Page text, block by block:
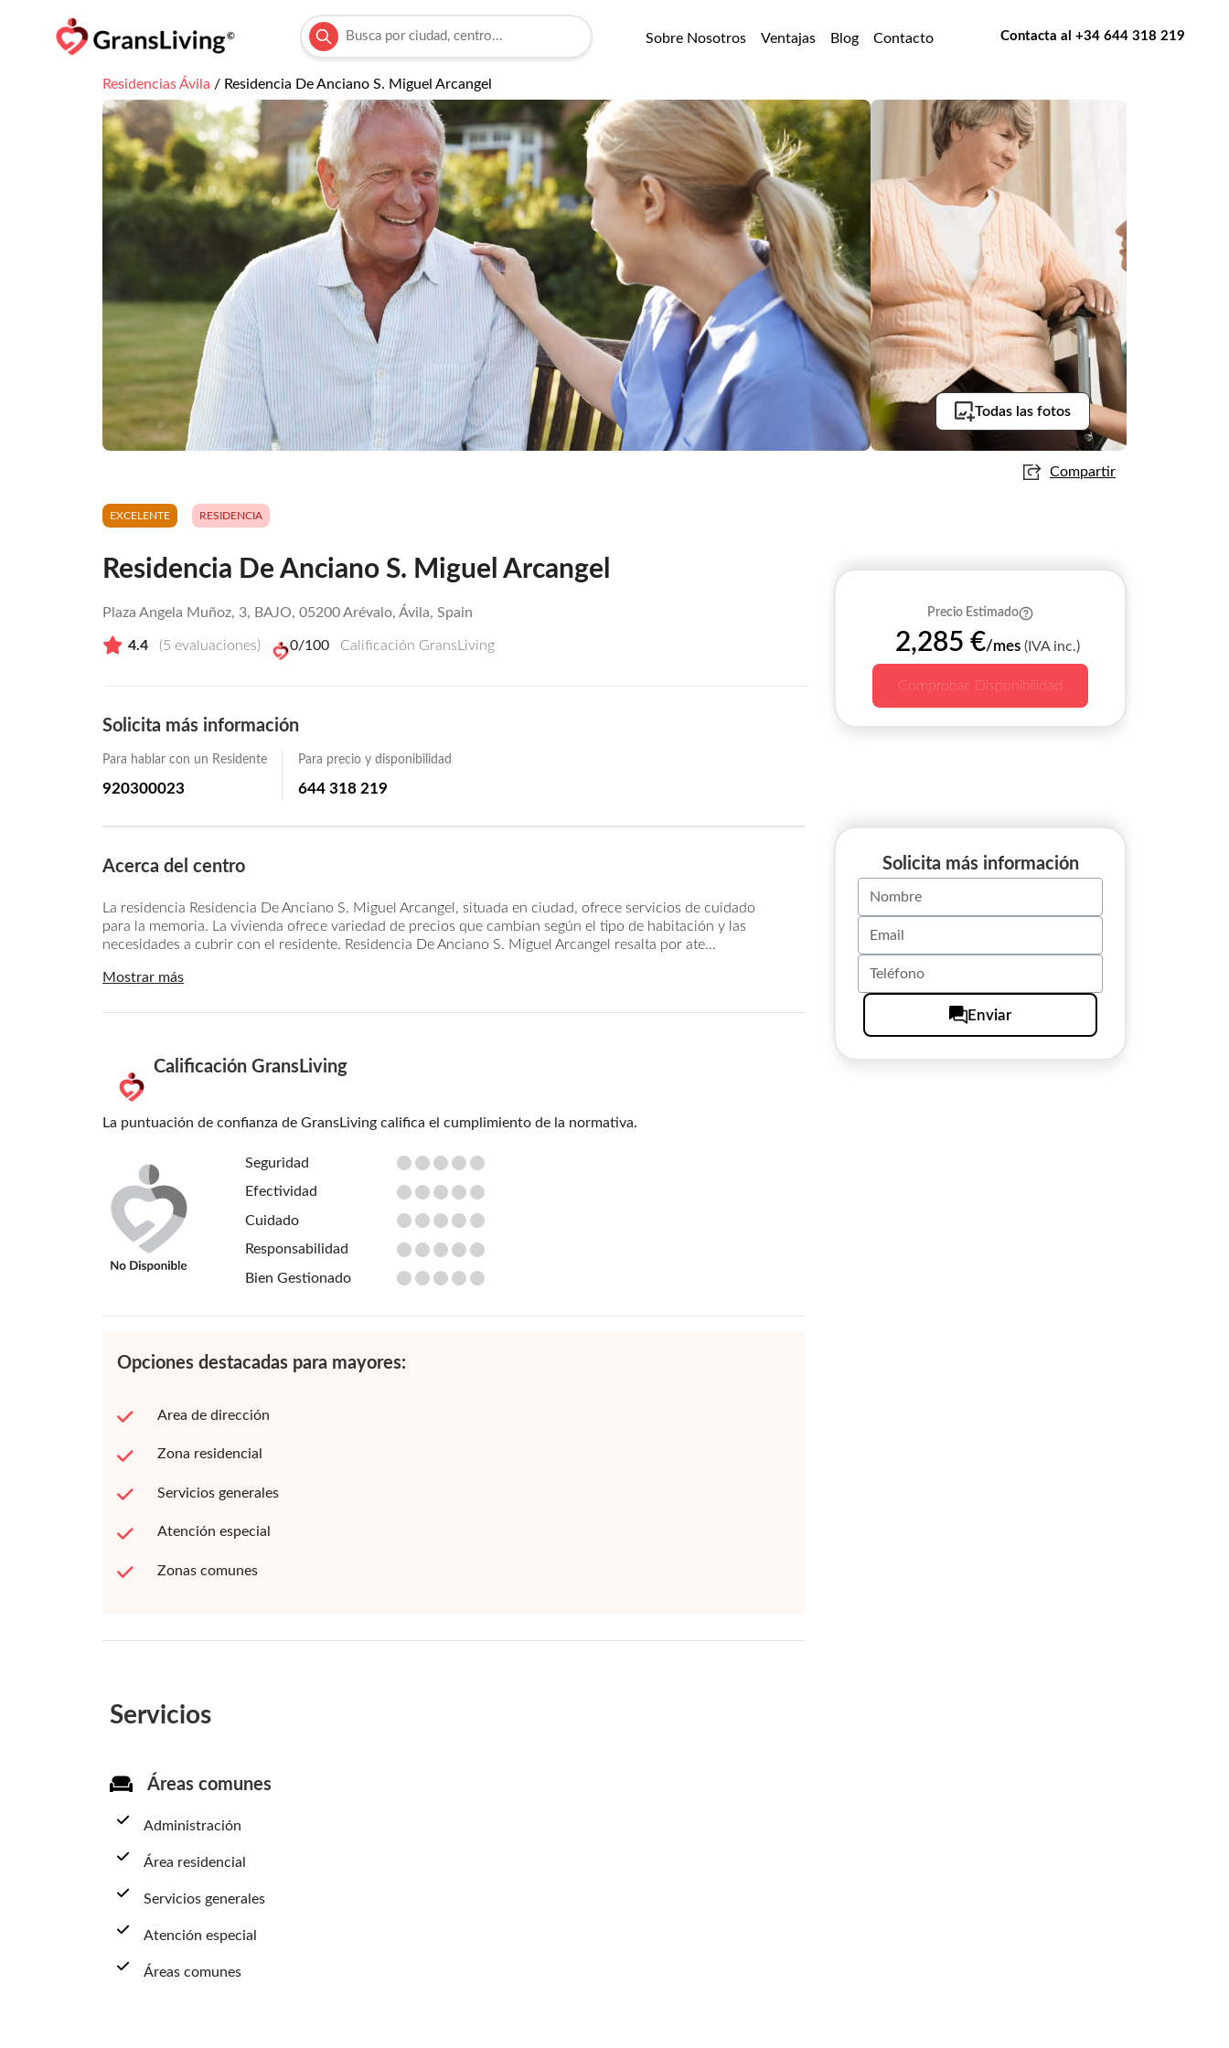
Sobre Nosotros Ventajas Blog Contacto Contacta al +34 644 318 219
ResidenciasÁvila / Residencia De Anciano S. Miguel Arcangel
Compartir
Todas las fotos
EXCELENTE RESIDENCIA
Residencia De Anciano S. Miguel Arcangel
Plaza Angela Muñoz, 3, BAJO, 05200 Arévalo, Ávila, Spain
4.4 (5 evaluaciones) 0/100 Calificación GransLiving
Precio Estimado
2,285 €/mes (IVA inc.)
Comprobar Disponibilidad
Solicita más información
Para hablar con un Residente
920300023
Para precio y disponibilidad
644 318 219
Solicita más información
Enviar
Acerca del centro
La residencia Residencia De Anciano S. Miguel Arcangel, situada en ciudad, ofrece servicios de cuidado
para la memoria. La vivienda ofrece variedad de precios que cambian según el tipo de habitación y las
necesidades a cubrir con el residente. Residencia De Anciano S. Miguel Arcangel resalta por ate...
Mostrar más
Calificación GransLiving
La puntuación de confianza de GransLiving califica el cumplimiento de la normativa.
Seguridad
Efectividad
Cuidado
Responsabilidad
Bien Gestionado
Opciones destacadas para mayores:
Area de dirección
Zona residencial
Servicios generales
Atención especial
Zonas comunes
Servicios
Áreas comunes
Administración
Área residencial
Servicios generales
Atención especial
Áreas comunes